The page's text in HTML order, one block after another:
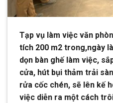
Tạp vụ làm việc văn
tích 200 m2 trong,ngày
dọn bàn ghế làm việc,
cửa, hút bụi thảm trải
rửa cốc chén, sẽ lên kế
việc diễn ra một cách